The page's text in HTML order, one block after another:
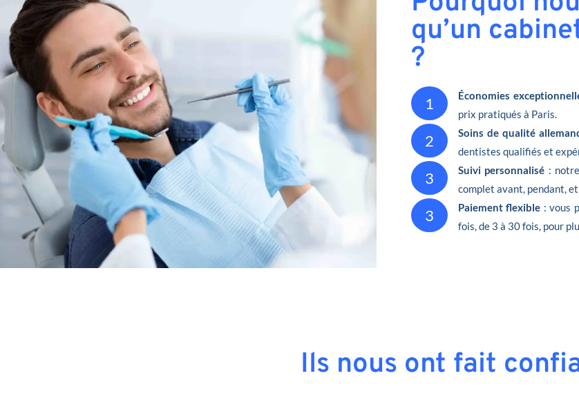
qu’un
?
1 Économies
prix pratiqués à Paris.
2 Soins de qualité
dentistes qualifiés et
3 Suivi personnalisé :
complet avant, pendant,
3 Paiement flexible : vous
fois, de 3 à 30 fois, pour
Ils nous ont fait